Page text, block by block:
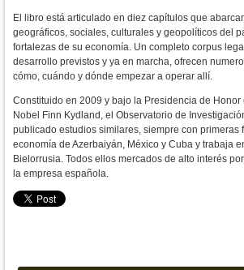
El libro está articulado en diez capítulos que
geográficos, sociales, culturales y geopolíticos del
fortalezas de su economía. Un completo corpus
desarrollo previstos y ya en marcha, ofrecen
cómo, cuándo y dónde empezar a operar allí.
Constituido en 2009 y bajo la Presidencia de Honor
Nobel Finn Kydland, el Observatorio de
publicado estudios similares, siempre con primeras
economía de Azerbaiyán, México y Cuba y trabaja
Bielorrusia. Todos ellos mercados de alto interés
la empresa española.